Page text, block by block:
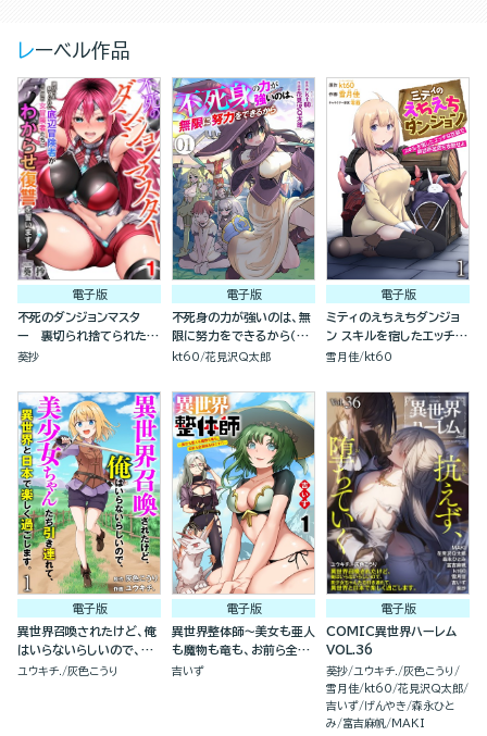
レーベル作品
電子版
不死のダンジョンマスタ
ー 裏切られ捨てられた底
辺冒険者が元仲間の女冒険
います！（分冊版）
葵抄
電子版
不死身の力が強いのは、無
限に努力をできるから（分
冊版）
kt60 花見沢Q太郎
電子版
ミティのえちえちダンジョ
ン スキルを宿したエッチな
衣装で異世界迷宮を攻略せ
雪月佳 kt60
電子版
異世界召喚されたけど、俺
はいらないらしいので、美
少女ちゃんたち引き連れ
ユウキチ. 灰色こうり
電子版
異世界整体師～美女も亜人
も魔物も竜も、お前ら全員
揉みほぐす！！～(分冊
吉いず
電子版
COMIC異世界ハーレム
VOL.36
葵抄 ユウキチ.
灰色こうり
雪月佳
kt60 花見沢Q太郎
吉いず げんやき 森永ひと
み
富吉麻帆 MAKI